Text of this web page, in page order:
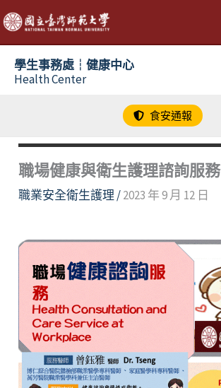
跳
至
主
學生事務處┆健康中心
Health Center
食安通報
職場健康與衛生護理諮詢服務
職業安全衛生護理 /2023 年 9 月 12 日